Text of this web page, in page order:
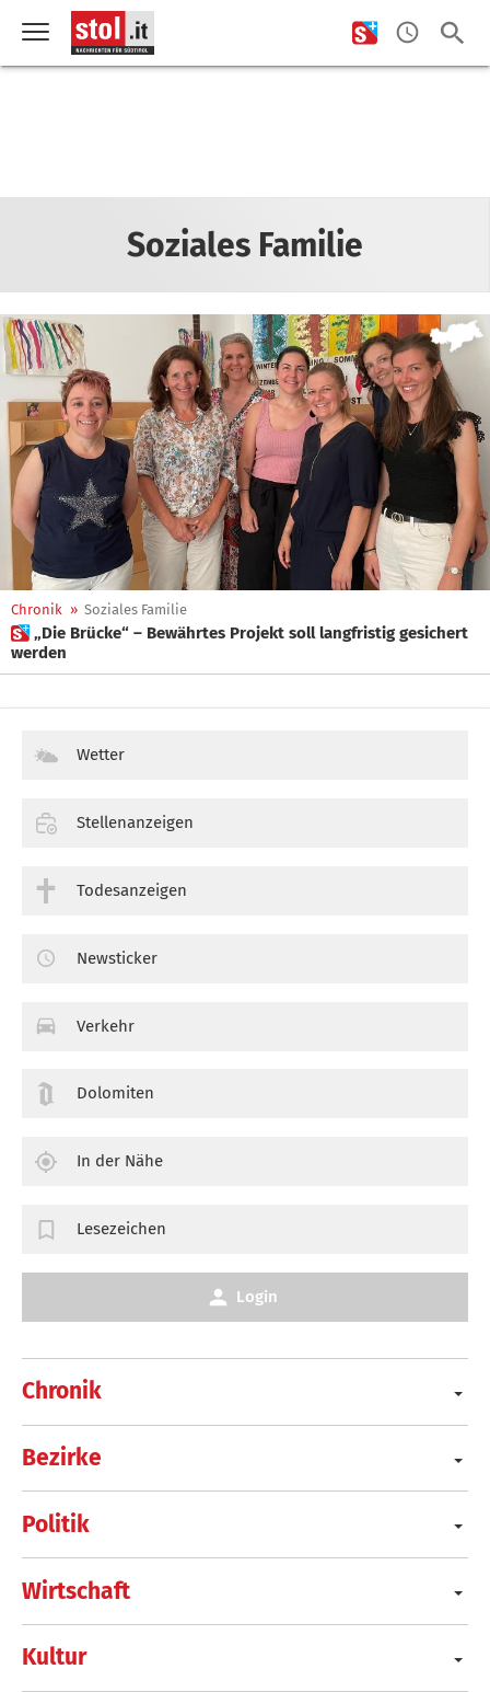
Soziales Familie
Chronik » Soziales Familie
 „Die Brücke“ – Bewährtes Projekt soll langfristig gesichert
werden
Chronik
Bezirke
Politik
Wirtschaft
Kultur
Wetter
Stellenanzeigen
Todesanzeigen
Newsticker
Verkehr
Dolomiten
In der Nähe
Lesezeichen
Login